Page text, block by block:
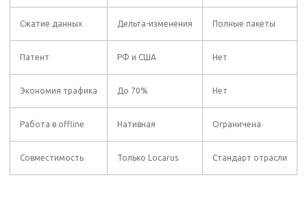
Сжатие данных Дельта-изменения Полные пакеты
Патент РФ и США Нет
Экономия трафика До 70% Нет
Работа в offline Нативная Ограничена
Совместимость Только Locarus Стандарт отрасли